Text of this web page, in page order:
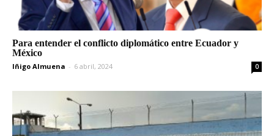
Para entender el conflicto diplomático entre Ecuador y
México
Iñigo Almuena - 6 abril, 2024 0